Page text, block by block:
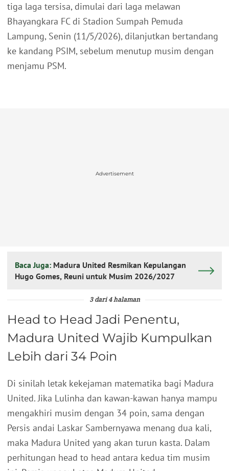
tiga laga tersisa, dimulai dari laga melawan
Bhayangkara FC di Stadion Sumpah Pemuda
Lampung, Senin (11/5/2026), dilanjutkan bertandang
ke kandang PSIM, sebelum menutup musim dengan
menjamu PSM.
Advertisement
Baca Juga: Madura United Resmikan Kepulangan
Hugo Gomes, Reuni untuk Musim 2026/2027
3 dari 4 halaman
Head to Head Jadi Penentu,
Madura United Wajib Kumpulkan
Lebih dari 34 Poin
Di sinilah letak kekejaman matematika bagi Madura
United. Jika Lulinha dan kawan-kawan hanya mampu
mengakhiri musim dengan 34 poin, sama dengan
Persis andai Laskar Sambernyawa menang dua kali,
maka Madura United yang akan turun kasta. Dalam
perhitungan head to head antara kedua tim musim